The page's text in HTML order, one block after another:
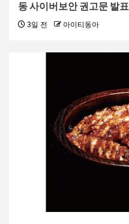
동 사이버보안 권고문 발
3일 전 아이티동아